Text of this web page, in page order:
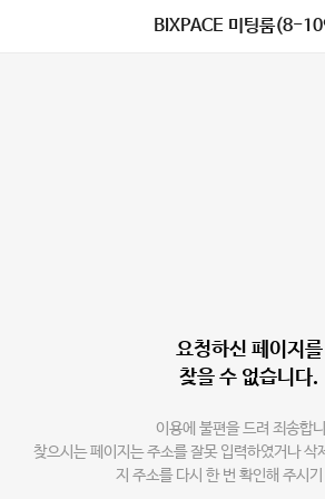
BIXPACE 미팅룸(8-
요청하신 페이지를
찾을 수 없습니다.
이용에 불편을 드려 죄송합
찾으시는 페이지는 주소를 잘못 입력하였거나 삭
지 주소를 다시 한 번 확인해 주시